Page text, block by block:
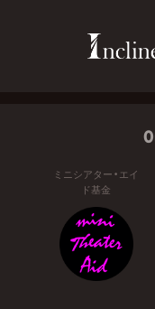
ミニシアター・エイ
ド基金